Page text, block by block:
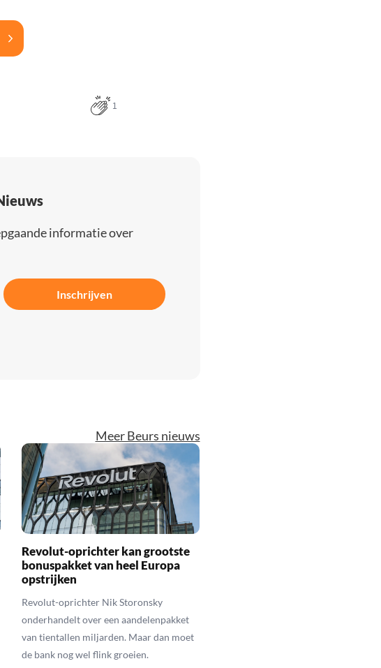
1
informatie over
Inschrijven
Meer Beurs nieuws
Revolut-oprichter kan grootste
bonuspakket van heel Europa
opstrijken
Revolut-oprichter Nik Storonsky
onderhandelt over een aandelenpakket
van tientallen miljarden. Maar dan moet
de bank nog wel flink groeien.